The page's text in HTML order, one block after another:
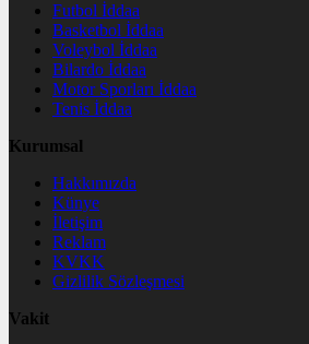
Futbol İddaa
Basketbol İddaa
Voleybol İddaa
Bilardo İddaa
Motor Sporları İddaa
Tenis İddaa
Kurumsal
Hakkımızda
Künye
İletişim
Reklam
KVKK
Gizlilik Sözleşmesi
Vakit